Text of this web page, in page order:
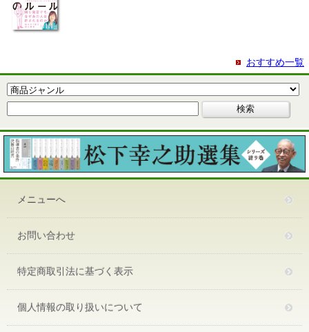
おすすめ一覧
メニューへ
お問い合わせ
特定商取引法に基づく表示
個人情報の取り扱いについて